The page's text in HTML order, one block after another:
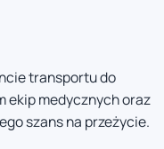
transportu do
ekip medycznych oraz
szans na przeżycie.